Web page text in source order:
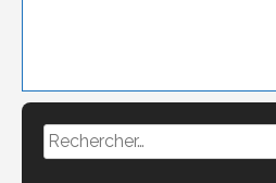
Rechercher :